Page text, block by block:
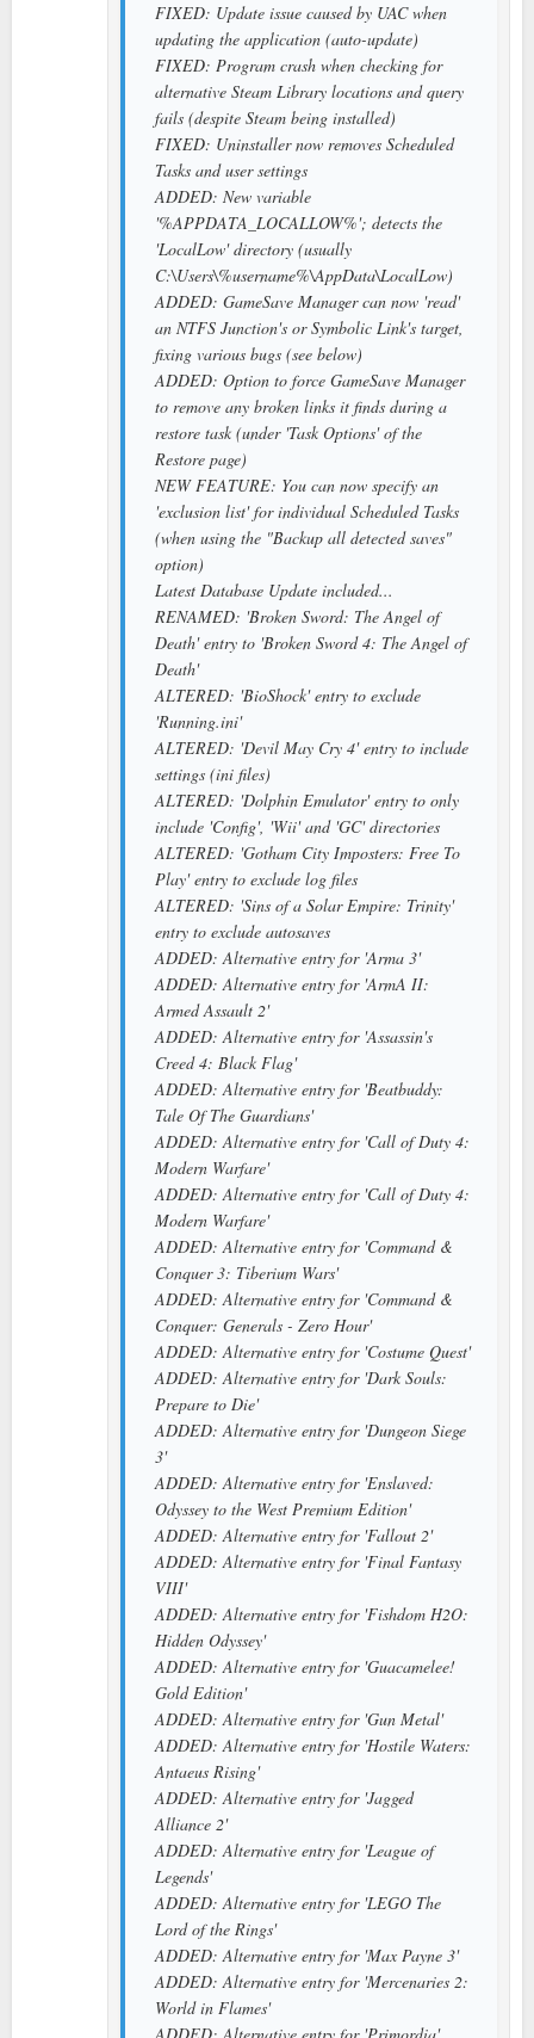
FIXED: Update issue caused by UAC when
updating the application (auto-update)
FIXED: Program crash when checking for
alternative Steam Library locations and query
fails (despite Steam being installed)
FIXED: Uninstaller now removes Scheduled
Tasks and user settings
ADDED: New variable
'%APPDATA_LOCALLOW%'; detects the
'LocalLow' directory (usually
C:\Users\%username%\AppData\LocalLow)
ADDED: GameSave Manager can now 'read'
an NTFS Junction's or Symbolic Link's target,
fixing various bugs (see below)
ADDED: Option to force GameSave Manager
to remove any broken links it finds during a
restore task (under 'Task Options' of the
Restore page)
NEW FEATURE: You can now specify an
'exclusion list' for individual Scheduled Tasks
(when using the "Backup all detected saves"
option)
Latest Database Update included...
RENAMED: 'Broken Sword: The Angel of
Death' entry to 'Broken Sword 4: The Angel of
Death'
ALTERED: 'BioShock' entry to exclude
'Running.ini'
ALTERED: 'Devil May Cry 4' entry to include
settings (ini files)
ALTERED: 'Dolphin Emulator' entry to only
include 'Config', 'Wii' and 'GC' directories
ALTERED: 'Gotham City Imposters: Free To
Play' entry to exclude log files
ALTERED: 'Sins of a Solar Empire: Trinity'
entry to exclude autosaves
ADDED: Alternative entry for 'Arma 3'
ADDED: Alternative entry for 'ArmA II:
Armed Assault 2'
ADDED: Alternative entry for 'Assassin's
Creed 4: Black Flag'
ADDED: Alternative entry for 'Beatbuddy:
Tale Of The Guardians'
ADDED: Alternative entry for 'Call of Duty 4:
Modern Warfare'
ADDED: Alternative entry for 'Call of Duty 4:
Modern Warfare'
ADDED: Alternative entry for 'Command &
Conquer 3: Tiberium Wars'
ADDED: Alternative entry for 'Command &
Conquer: Generals - Zero Hour'
ADDED: Alternative entry for 'Costume Quest'
ADDED: Alternative entry for 'Dark Souls:
Prepare to Die'
ADDED: Alternative entry for 'Dungeon Siege
3'
ADDED: Alternative entry for 'Enslaved:
Odyssey to the West Premium Edition'
ADDED: Alternative entry for 'Fallout 2'
ADDED: Alternative entry for 'Final Fantasy
VIII'
ADDED: Alternative entry for 'Fishdom H2O:
Hidden Odyssey'
ADDED: Alternative entry for 'Guacamelee!
Gold Edition'
ADDED: Alternative entry for 'Gun Metal'
ADDED: Alternative entry for 'Hostile Waters:
Antaeus Rising'
ADDED: Alternative entry for 'Jagged
Alliance 2'
ADDED: Alternative entry for 'League of
Legends'
ADDED: Alternative entry for 'LEGO The
Lord of the Rings'
ADDED: Alternative entry for 'Max Payne 3'
ADDED: Alternative entry for 'Mercenaries 2:
World in Flames'